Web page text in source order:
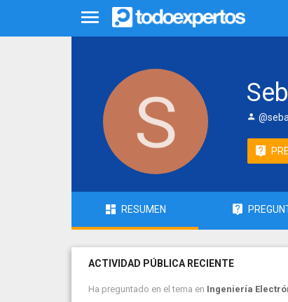
RESUMEN
ACTIVIDAD PÚBLICA RECIENTE
Ha preguntado en el tema en Ingeniería